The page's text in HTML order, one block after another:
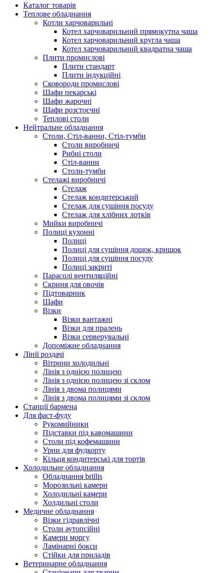
Каталог товарів
Теплове обладнання
Котли харчоварильні
Котел харчоварильний прямокутна чаша
Котел харчоварильний кругла чаша
Котел харчоварильний квадратна чаша
Плити промислові
Плити стандарт
Плити індукційні
Сковороди промислові
Шафи пекарські
Шафи жарочні
Шафи розстоєчні
Теплові столи
Нейтральне обладнання
Столи, Стіл-ванни, Стіл-тумби
Столи виробничі
Рибні столи
Стіл-ванни
Столи-тумби
Стелажі виробничі
Стелаж
Стелаж кондитерський
Стелаж для сушіння посуду
Стелаж для хлібних лотків
Мийки виробничі
Полиці кухонні
Полиці
Полиці для сушіння дощок, кришок
Полиці для сушіння посуду
Полиці закриті
Парасолі вентиляційні
Скриня для овочів
Підтоварник
Шафи
Візки
Візки вантажні
Візки для пралень
Візки серверувальні
Допоміжне обладнання
Лінії роздачі
Вітрини холодильні
Лінія з однією полицею
Лінія з однією полицею зі склом
Лінія з двома полицями
Лінія з двома полицями зі склом
Станції бармена
Для фаст-фуду
Рукомийники
Підставки під кавомашини
Столи під кофемашини
Урни для фудкорту
Кільця кондитерські для тортів
Холодильне обладнання
Обладнання brillis
Морозильні камери
Холодильні камери
Холдильні столи
Медичне обладнання
Візки гідравлічні
Столи аутопсійні
Камери моргу
Ламінарні бокси
Стійки для приладів
Ветеринарне обладнання